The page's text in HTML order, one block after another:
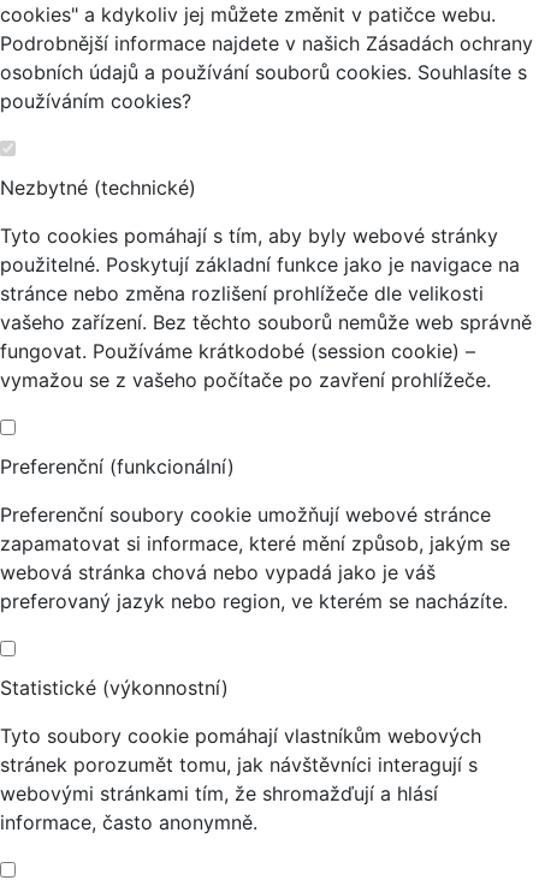
cookies" a kdykoliv jej můžete změnit v patičce webu.
Podrobnější informace najdete v našich Zásadách ochrany
osobních údajů a používání souborů cookies. Souhlasíte s
používáním cookies?
Nezbytné (technické)
Tyto cookies pomáhají s tím, aby byly webové stránky
použitelné. Poskytují základní funkce jako je navigace na
stránce nebo změna rozlišení prohlížeče dle velikosti
vašeho zařízení. Bez těchto souborů nemůže web správně
fungovat. Používáme krátkodobé (session cookie) –
vymažou se z vašeho počítače po zavření prohlížeče.
Preferenční (funkcionální)
Preferenční soubory cookie umožňují webové stránce
zapamatovat si informace, které mění způsob, jakým se
webová stránka chová nebo vypadá jako je váš
preferovaný jazyk nebo region, ve kterém se nacházíte.
Statistické (výkonnostní)
Tyto soubory cookie pomáhají vlastníkům webových
stránek porozumět tomu, jak návštěvníci interagují s
webovými stránkami tím, že shromažďují a hlásí
informace, často anonymně.